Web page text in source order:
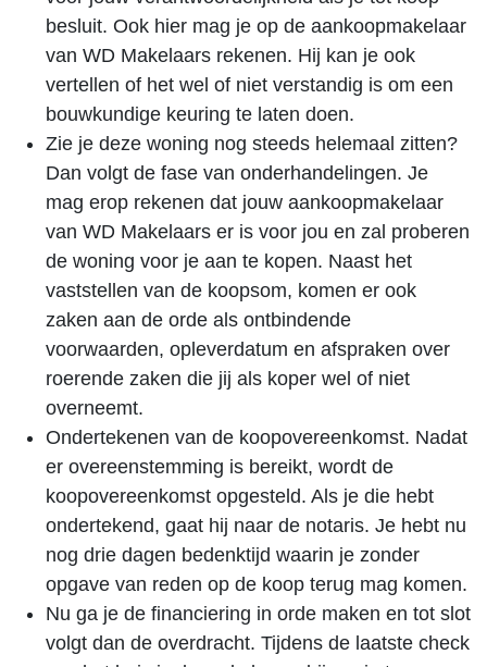
besluit. Ook hier mag je op de aankoopmakelaar
van WD Makelaars rekenen. Hij kan je ook
vertellen of het wel of niet verstandig is om een
bouwkundige keuring te laten doen.
Zie je deze woning nog steeds helemaal zitten?
Dan volgt de fase van onderhandelingen. Je
mag erop rekenen dat jouw aankoopmakelaar
van WD Makelaars er is voor jou en zal proberen
de woning voor je aan te kopen. Naast het
vaststellen van de koopsom, komen er ook
zaken aan de orde als ontbindende
voorwaarden, opleverdatum en afspraken over
roerende zaken die jij als koper wel of niet
overneemt.
Ondertekenen van de koopovereenkomst. Nadat
er overeenstemming is bereikt, wordt de
koopovereenkomst opgesteld. Als je die hebt
ondertekend, gaat hij naar de notaris. Je hebt nu
nog drie dagen bedenktijd waarin je zonder
opgave van reden op de koop terug mag komen.
Nu ga je de financiering in orde maken en tot slot
volgt dan de overdracht. Tijdens de laatste check